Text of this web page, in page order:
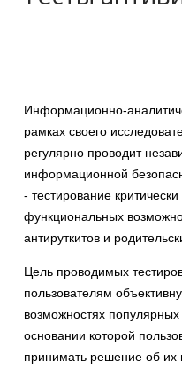
Информационно-
рамках своего
регулярно проводит
информационной
- тестирование
функциональных
антируткитов и
Цель проводимых
пользователям
возможностях
основании которой
принимать решение об их